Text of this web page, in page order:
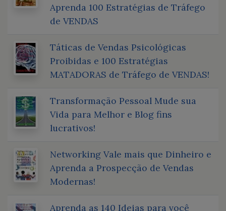
Aprenda 100 Estratégias de Tráfego
de VENDAS
Táticas de Vendas Psicológicas
Proibidas e 100 Estratégias
MATADORAS de Tráfego de VENDAS!
Transformação Pessoal Mude sua
Vida para Melhor e Blog fins
lucrativos!
Networking Vale mais que Dinheiro e
Aprenda a Prospecção de Vendas
Modernas!
Aprenda as 140 Ideias para você